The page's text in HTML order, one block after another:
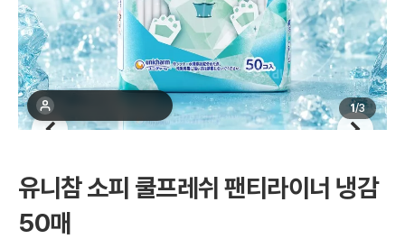
1/3
유니참 소피 쿨프레쉬 팬티라이너 냉감
50매